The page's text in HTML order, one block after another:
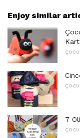
Enjoy similar
7